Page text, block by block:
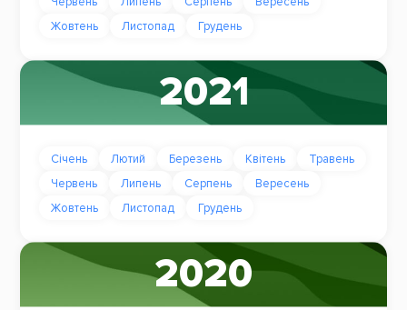
Жовтень
Листопад Грудень
2021
Січень Лютий Березень Квітень
Травень
Червень
Липень Серпень
Вересень
Жовтень
Листопад Грудень
2020